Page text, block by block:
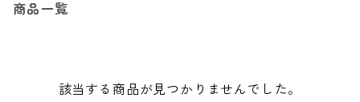
商品一覧
該当する商品が見つかりませんでした。